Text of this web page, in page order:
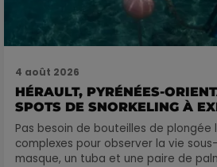
4 août 2026
HÉRAULT, PYRÉNÉES-
SPOTS DE SNORKELING À
Pas besoin de bouteilles de plongée
complexes pour observer la vie
masque, un tuba et une paire de